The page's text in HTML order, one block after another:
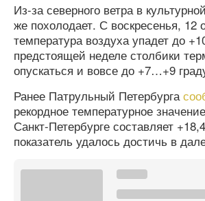
Из-за северного ветра в
же похолодает. С воскресенья, 12
температура воздуха упадет до
предстоящей неделе столбики
опускаться и вовсе до +7…+9
Ранее Патрульный Петербурга
рекордное температурное
Санкт-Петербурге составляет
показатель удалось достичь в